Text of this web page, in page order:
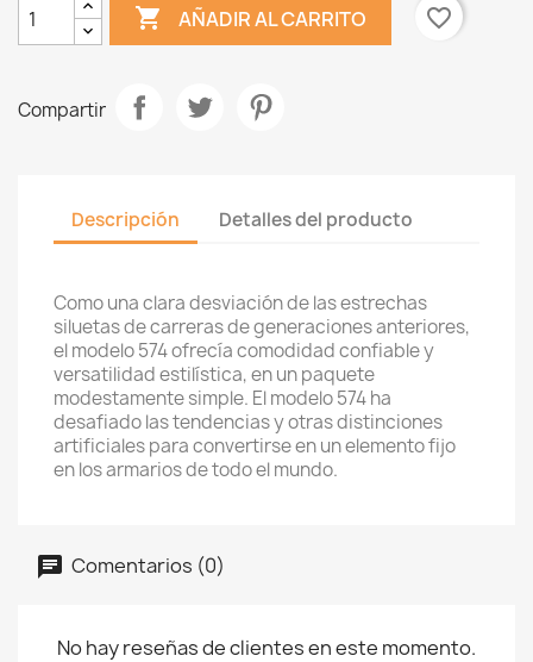
 AÑADIR AL CARRITO favorite_border
Compartir
Descripción Detalles del producto
Como una clara desviación de las estrechas
siluetas de carreras de generaciones anteriores,
el modelo 574 ofrecía comodidad confiable y
versatilidad estilística, en un paquete
modestamente simple. El modelo 574 ha
desafiado las tendencias y otras distinciones
artificiales para convertirse en un elemento fijo
en los armarios de todo el mundo.
Comentarios (0)
No hay reseñas de clientes en este momento.